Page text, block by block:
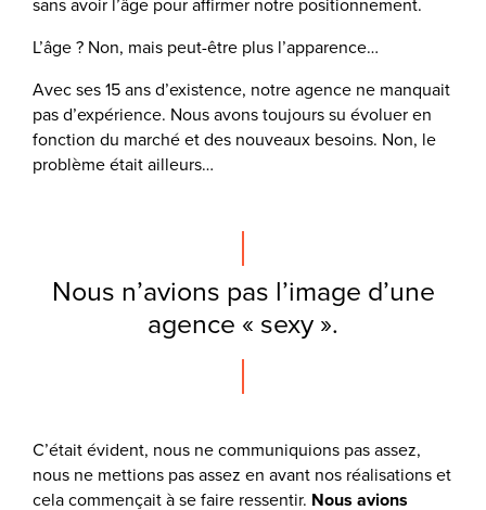
L’âge ? Non, mais peut-être plus l’apparence…
Avec ses 15 ans d’existence, notre agence ne manquait
pas d’expérience. Nous avons toujours su évoluer en
fonction du marché et des nouveaux besoins. Non, le
problème était ailleurs…
Nous n’avions pas l’image d’une
agence « sexy ».
C’était évident, nous ne communiquions pas assez,
nous ne mettions pas assez en avant nos réalisations et
cela commençait à se faire ressentir. Nous avions